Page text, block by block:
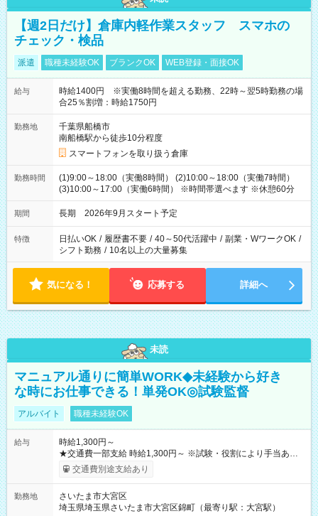
【週2日だけ】倉庫内軽作業スタッフ スマホの
チェック・検品
派遣 職種未経験OK ブランクOK WEB登録・面接OK
給与
時給1400円 ※実働8時間を超える勤務、22時～翌5時勤務の場
合25％割増：時給1750円
勤務地
千葉県船橋市
南船橋駅から徒歩10分程度
スマートフォンを取り扱う倉庫
勤務時間
(1)9:00～18:00（実働8時間） (2)10:00～18:00（実働7時間）
(3)10:00～17:00（実働6時間） ※時間帯選べます ※休憩60分
期間 長期 2026年9月スタート予定
特徴 日払いOK / 履歴書不要 / 40～50代活躍中 / 副業・WワークOK /
シフト勤務 / 10名以上の大量募集
気になる！ 応募する 詳細へ
未読
マニュアル通りに簡単WORK◆未経験から好き
な時にお仕事できる！単発OK◎試験監督
アルバイト 職種未経験OK
給与
時給1,300円～
★交通費一部支給 時給1,300円～ ※試験・役割により手当あり
※勤務回数により昇給あり 【即給（前払い）オプションあ
り！】 希望される場合、勤務から1週間ほどで給与の一部を受け
例】 ・河合塾模擬試験 8:30～17:30（休憩1時間） 時給1,300円
×8時間＝日収10,400円＋交通費 ※当日の役割により時給＋100
交通費別途支給あり
勤務地
さいたま市大宮区
埼玉県埼玉県さいたま市大宮区錦町（最寄り駅：大宮駅）